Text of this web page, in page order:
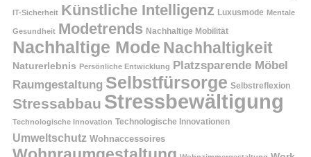
IT-Sicherheit Künstliche Intelligenz Luxusmode Mentale
Gesundheit Modetrends Nachhaltige Mobilität
Nachhaltige Mode Nachhaltigkeit
Naturerlebnis Persönliche Entwicklung Platzsparende Möbel
Raumgestaltung Selbstfürsorge Selbstreflexion
Stressabbau Stressbewältigung
Technologische Innovation Technologische Innovationen
Umweltschutz Wohnaccessoires